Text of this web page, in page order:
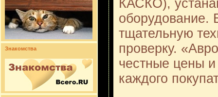
Знакомства
КАСКО),
оборудование.
тщательную
проверку.
честные цены
каждого